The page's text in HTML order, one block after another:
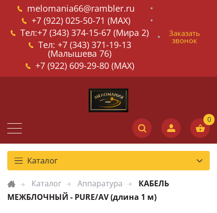
melomania66@rambler.ru
+7 (922) 025-50-71 (MAX)
Тел:+7 (343) 374-15-67 (Мира 2)
Тел: +7 (343) 371-19-13
(Малышева 76)
+7 (922) 609-29-80 (MAX)
Заказать
звонок
Каталог
Каталог Аппаратура
КАБЕЛЬ
МЕЖБЛОЧНЫЙ - PURE/AV (длина 1 м)